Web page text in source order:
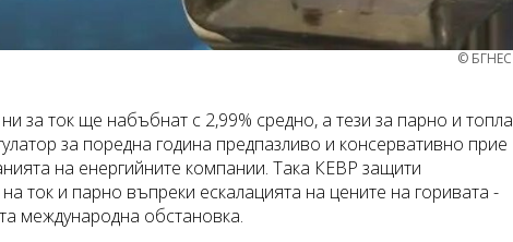
© БГНЕС
за ток ще набъбнат с 2,99% средно, а тези за парно и топла
за поредна година предпазливо и консервативно прие
на енергийните компании. Така КЕВР защити
ток и парно въпреки ескалацията на цените на горивата -
международна обстановка.